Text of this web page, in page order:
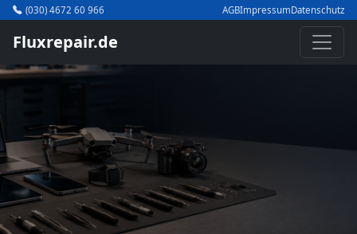
(030) 4672 60 966 AGBImpressumDatenschutz
Fluxrepair.de